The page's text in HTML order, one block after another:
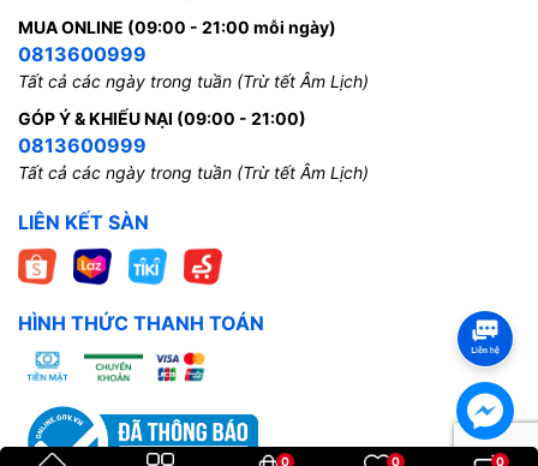
MUA ONLINE (09:00 - 21:00 mỗi ngày)
0813600999
Tất cả các ngày trong tuần (Trừ tết Âm Lịch)
GÓP Ý & KHIẾU NẠI (09:00 - 21:00)
0813600999
Tất cả các ngày trong tuần (Trừ tết Âm Lịch)
LIÊN KẾT SÀN
HÌNH THỨC THANH TOÁN
0 0 0